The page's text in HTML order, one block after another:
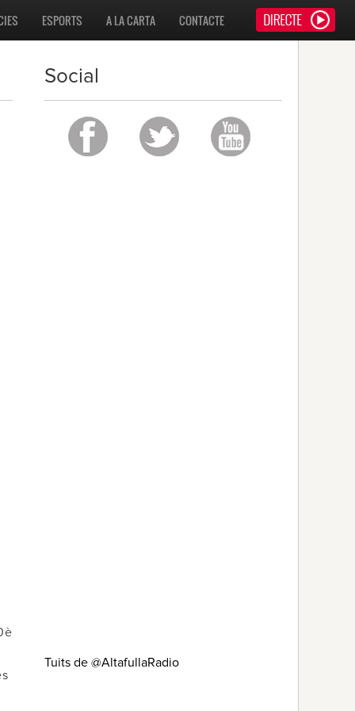
CONTACTE
A LA CARTA
ESPORTS
Social
Tuits de @AltafullaRadio